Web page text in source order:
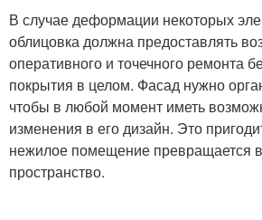
В случае деформации некоторых
облицовка должна предоставлять
оперативного и точечного ремонта
покрытия в целом. Фасад нужно
чтобы в любой момент иметь
изменения в его дизайн. Это
нежилое помещение превращается
пространство.